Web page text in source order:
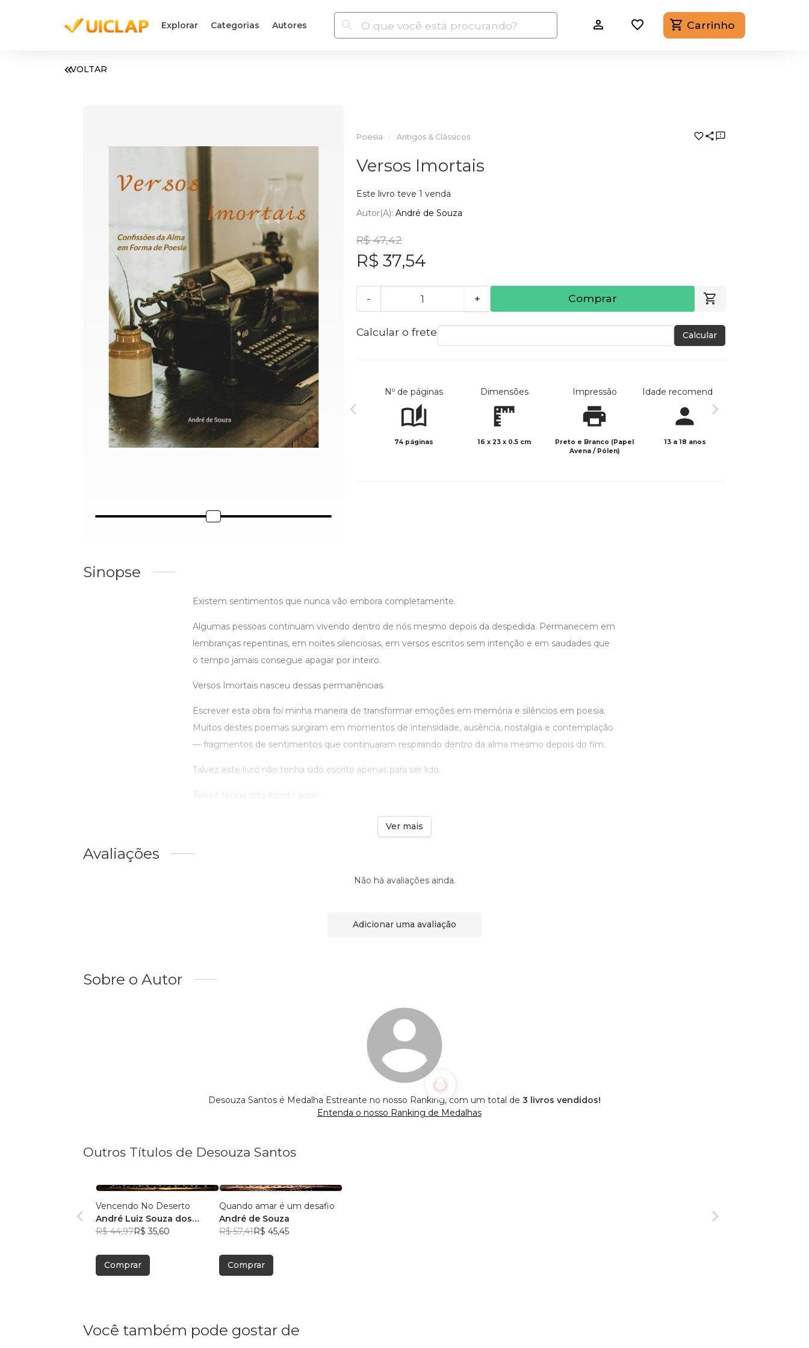
Explorar Categorias Autores Carrinho
VOLTAR
Poesia Antigos & Clássicos
Versos Imortais
Este livro teve 1 venda
Autor(a): André de Souza
R$ 47,42
R$ 37,54
- + Comprar
Calcular o frete Calcular
Nº de páginas
74 páginas
Dimensões
16 x 23 x 0.5 cm
Impressão
Preto e Branco (Papel
Avena / Pólen)
Idade recomendada
13 a 18 anos
Sinopse
Existem sentimentos que nunca vão embora completamente.
Algumas pessoas continuam vivendo dentro de nós mesmo depois da despedida. Permanecem em
lembranças repentinas, em noites silenciosas, em versos escritos sem intenção e em saudades que
o tempo jamais consegue apagar por inteiro.
Versos Imortais nasceu dessas permanências.
Escrever esta obra foi minha maneira de transformar emoções em memória e silêncios em poesia.
Muitos destes poemas surgiram em momentos de intensidade, ausência, nostalgia e contemplação
— fragmentos de sentimentos que continuaram respirando dentro da alma mesmo depois do fim.
Talvez este livro não tenha sido escrito apenas para ser lido.
Ver mais
Avaliações
Não há avaliações ainda.
Adicionar uma avaliação
Sobre o Autor
Desouza Santos é Medalha Estreante no nosso Ranking, com um total de 3 livros vendidos!
Entenda o nosso Ranking de Medalhas
Outros Títulos de Desouza Santos
Vencendo No Deserto
André Luiz Souza dos
Santos
R$ 44,97R$ 35,60
Comprar
Quando amar é um desafio
André de Souza
R$ 57,41R$ 45,45
Comprar
Você também pode gostar de